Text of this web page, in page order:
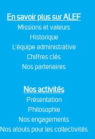
En savoir plus sur ALEF
Missions et valeurs
Historique
L'équipe administrative
Chiffres clés
Nos partenaires
Nos activités
Présentation
Philosophie
Nos engagements
Nos atouts pour les collectivités